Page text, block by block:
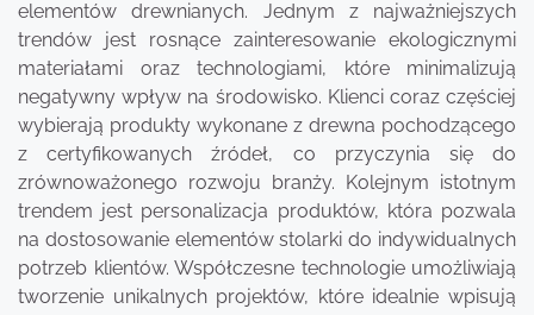
elementów drewnianych. Jednym z najważniejszych
trendów jest rosnące zainteresowanie ekologicznymi
materiałami oraz technologiami, które minimalizują
negatywny wpływ na środowisko. Klienci coraz częściej
wybierają produkty wykonane z drewna pochodzącego
z certyfikowanych źródeł, co przyczynia się do
zrównoważonego rozwoju branży. Kolejnym istotnym
trendem jest personalizacja produktów, która pozwala
na dostosowanie elementów stolarki do indywidualnych
potrzeb klientów. Współczesne technologie umożliwiają
tworzenie unikalnych projektów, które idealnie wpisują